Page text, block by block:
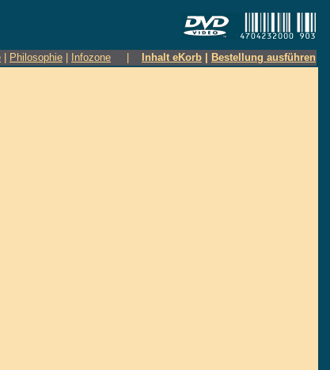
Philosophie Infozone Inhalt eKorb Bestellung ausführen